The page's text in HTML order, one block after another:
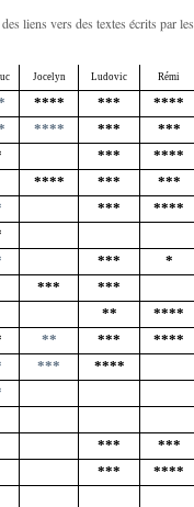
liens vers des textes écrits par les
Jocelyn Ludovic Rémi
**** *** ****
**** *** ***
*** ****
**** *** ***
*** ****
*** *
*** ***
** ****
** *** ****
*** ****
*** ***
*** ****